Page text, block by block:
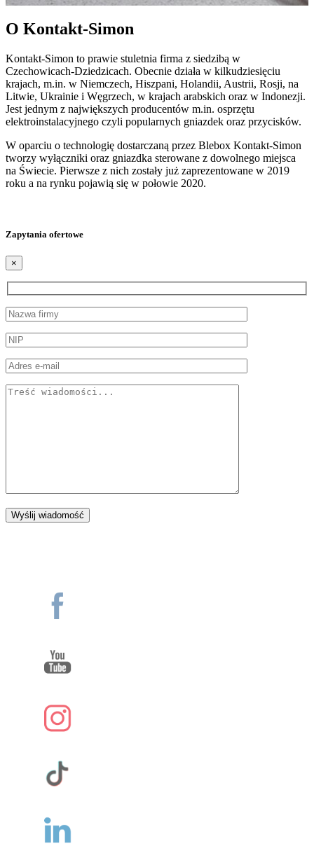
O Kontakt-Simon
Kontakt-Simon to prawie stuletnia firma z siedzibą w
Czechowicach-Dziedzicach. Obecnie działa w kilkudziesięciu
krajach, m.in. w Niemczech, Hiszpani, Holandii, Austrii, Rosji, na
Litwie, Ukrainie i Węgrzech, w krajach arabskich oraz w Indonezji.
Jest jednym z największych producentów m.in. osprzętu
elektroinstalacyjnego czyli popularnych gniazdek oraz przycisków.
W oparciu o technologię dostarczaną przez Blebox Kontakt-Simon
tworzy wyłączniki oraz gniazdka sterowane z dowolnego miejsca
na Świecie. Pierwsze z nich zostały już zaprezentowane w 2019
roku a na rynku pojawią się w połowie 2020.
Zapytania ofertowe
×